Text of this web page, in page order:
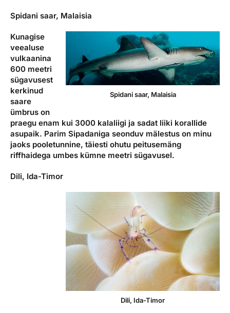
Spidani saar, Malaisia
Spidani saar, Malaisia
Kunagise
veealuse
vulkaanina
600 meetri
sügavusest
kerkinud
saare
ümbrus on
praegu enam kui 3000 kalaliigi ja sadat liiki korallide
asupaik. Parim Sipadaniga seonduv mälestus on minu
jaoks pooletunnine, täiesti ohutu peitusemäng
riffhaidega umbes kümne meetri sügavusel.
Dili, Ida-Timor
Dili, Ida-Timor